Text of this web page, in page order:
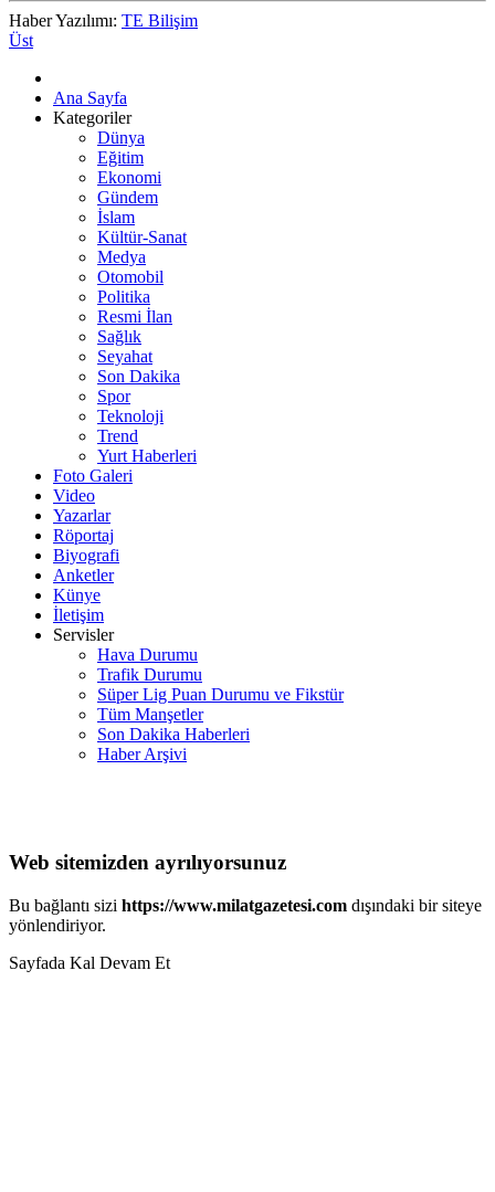
Haber Yazılımı: TE Bilişim
Üst
Ana Sayfa
Kategoriler
Dünya
Eğitim
Ekonomi
Gündem
İslam
Kültür-Sanat
Medya
Otomobil
Politika
Resmi İlan
Sağlık
Seyahat
Son Dakika
Spor
Teknoloji
Trend
Yurt Haberleri
Foto Galeri
Video
Yazarlar
Röportaj
Biyografi
Anketler
Künye
İletişim
Servisler
Hava Durumu
Trafik Durumu
Süper Lig Puan Durumu ve Fikstür
Tüm Manşetler
Son Dakika Haberleri
Haber Arşivi
Web sitemizden ayrılıyorsunuz
Bu bağlantı sizi https://www.milatgazetesi.com dışındaki bir siteye
yönlendiriyor.
Sayfada Kal Devam Et